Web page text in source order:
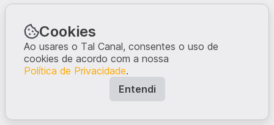
Cookies
Ao usares o Tal Canal, consentes o uso de
cookies de acordo com a nossa
Política de Privacidade.
Entendi